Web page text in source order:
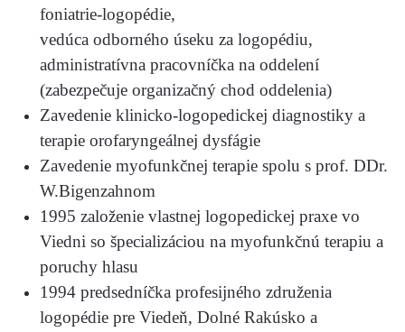
foniatrie-logopédie,
vedúca odborného úseku za logopédiu,
administratívna pracovníčka na oddelení
(zabezpečuje organizačný chod oddelenia)
Zavedenie klinicko-logopedickej diagnostiky a
terapie orofaryngeálnej dysfágie
Zavedenie myofunkčnej terapie spolu s prof. DDr.
W.Bigenzahnom
1995 založenie vlastnej logopedickej praxe vo
Viedni so špecializáciou na myofunkčnú terapiu a
poruchy hlasu
1994 predsedníčka profesijného združenia
logopédie pre Viedeň, Dolné Rakúsko a